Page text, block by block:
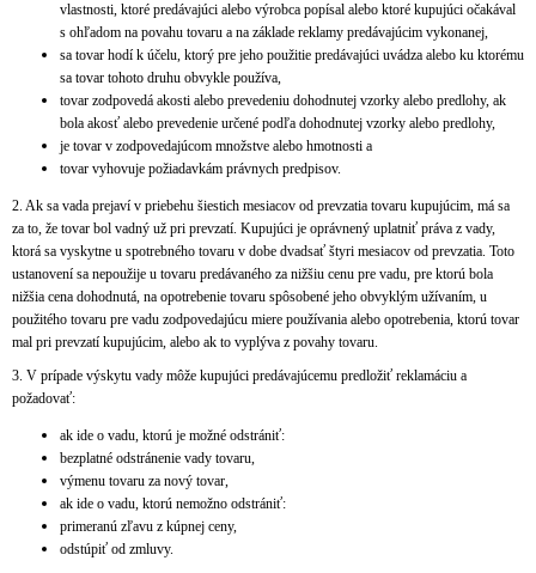
vlastnosti, ktoré predávajúci alebo výrobca popísal alebo ktoré kupujúci očakával
s ohľadom na povahu tovaru a na základe reklamy predávajúcim vykonanej,
sa tovar hodí k účelu, ktorý pre jeho použitie predávajúci uvádza alebo ku ktorému
sa tovar tohoto druhu obvykle používa,
tovar zodpovedá akosti alebo prevedeniu dohodnutej vzorky alebo predlohy, ak
bola akosť alebo prevedenie určené podľa dohodnutej vzorky alebo predlohy,
je tovar v zodpovedajúcom množstve alebo hmotnosti a
tovar vyhovuje požiadavkám právnych predpisov.
2. Ak sa vada prejaví v priebehu šiestich mesiacov od prevzatia tovaru kupujúcim, má sa
za to, že tovar bol vadný už pri prevzatí. Kupujúci je oprávnený uplatniť práva z vady,
ktorá sa vyskytne u spotrebného tovaru v dobe dvadsať štyri mesiacov od prevzatia. Toto
ustanovení sa nepoužije u tovaru predávaného za nižšiu cenu pre vadu, pre ktorú bola
nižšia cena dohodnutá, na opotrebenie tovaru spôsobené jeho obvyklým užívaním, u
použitého tovaru pre vadu zodpovedajúcu miere používania alebo opotrebenia, ktorú tovar
mal pri prevzatí kupujúcim, alebo ak to vyplýva z povahy tovaru.
3. V prípade výskytu vady môže kupujúci predávajúcemu predložiť reklamáciu a
požadovať:
ak ide o vadu, ktorú je možné odstrániť:
bezplatné odstránenie vady tovaru,
výmenu tovaru za nový tovar,
ak ide o vadu, ktorú nemožno odstrániť:
primeranú zľavu z kúpnej ceny,
odstúpiť od zmluvy.